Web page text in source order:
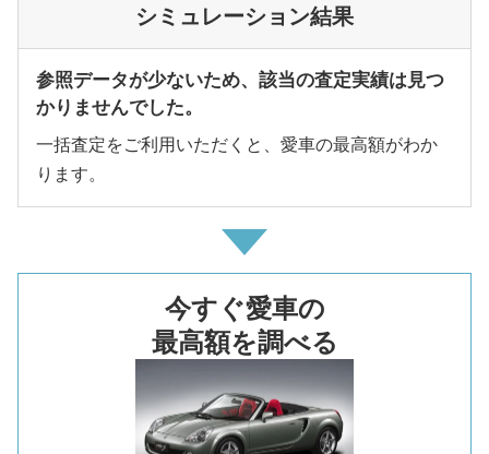
シミュレーション結果
参照データが少ないため、該当の査定実績は見つ
かりませんでした。
一括査定をご利用いただくと、愛車の最高額がわか
ります。
今すぐ愛車の
最高額を調べる